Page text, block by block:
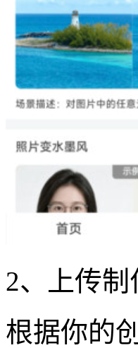
2、上传制
根据你的